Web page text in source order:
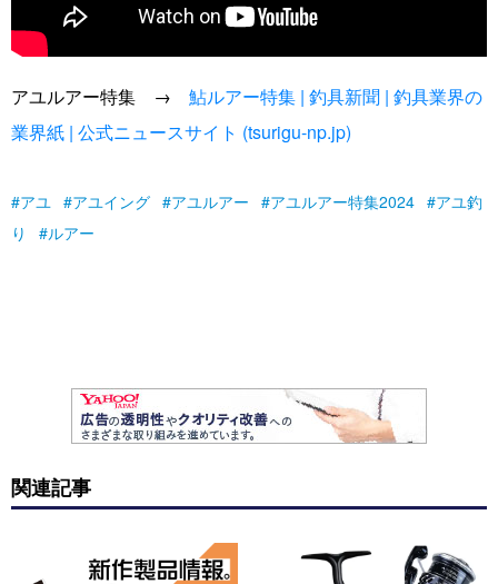
アユルアー特集 → 鮎ルアー特集 | 釣具新聞 | 釣具業界の
業界紙 | 公式ニュースサイト (tsurigu-np.jp)
アユ アユイング アユルアー アユルアー特集2024
アユ釣
り
ルアー
関連記事